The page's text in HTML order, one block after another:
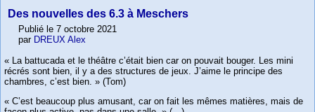
Des nouvelles des 6.3 à Meschers
Publié le 7 octobre 2021
par DREUX Alex
« La battucada et le théâtre c’était bien car on pouvait bouger. Les mini
récrés sont bien, il y a des structures de jeux. J’aime le principe des
chambres, c’est bien. » (Tom)
« C’est beaucoup plus amusant, car on fait les mêmes matières, mais de